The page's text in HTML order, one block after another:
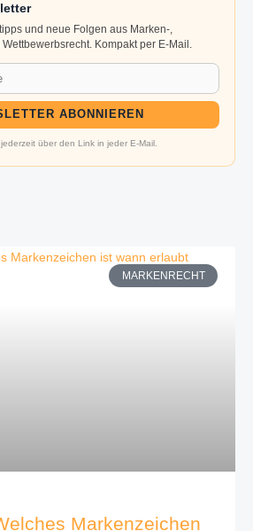
und neue Folgen aus Marken-,
Kompakt per E-Mail.
ABONNIEREN
über den Link in jeder E-Mail.
MARKENRECHT
Markenzeichen